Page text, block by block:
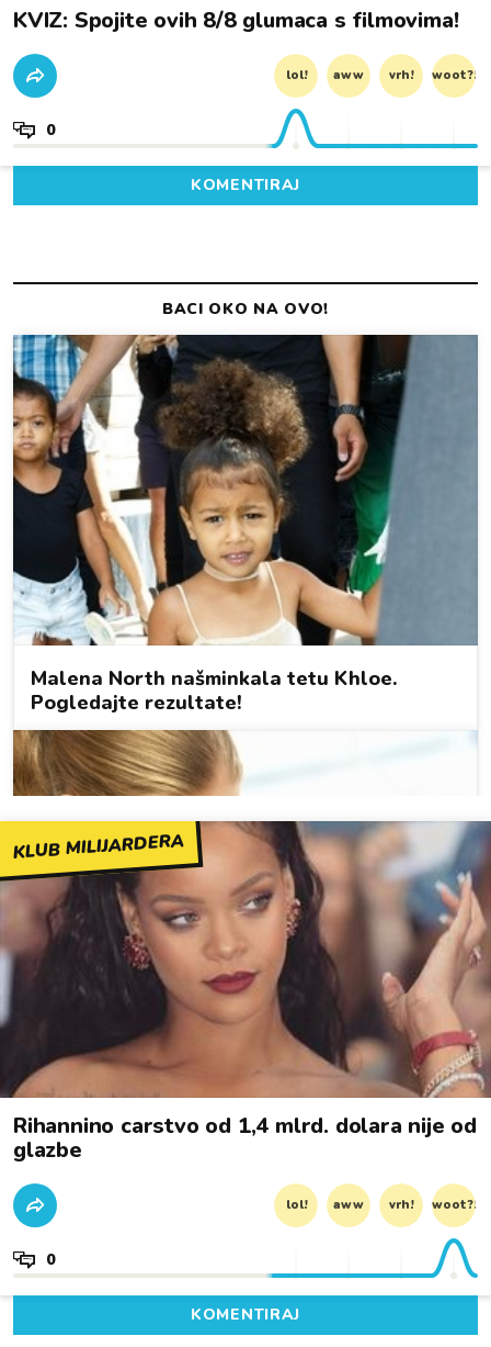
KVIZ: Spojite ovih 8/8 glumaca s filmovima!
lol! aww vrh! woot?!
0
KOMENTIRAJ
KLUB MILIJARDERA
Rihannino carstvo od 1,4 mlrd. dolara nije od
glazbe
lol! aww vrh! woot?!
0
KOMENTIRAJ